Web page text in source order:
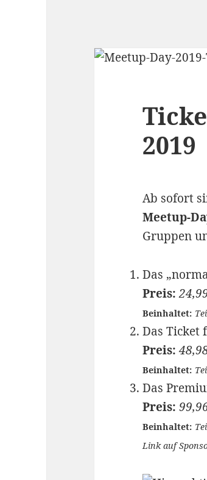
2019
Ab sofort
Meetup-
Gruppen
Das
Preis:
Beinhaltet:
Das Ticket
Preis:
Beinhaltet:
Das
Preis:
Beinhaltet:
Link auf